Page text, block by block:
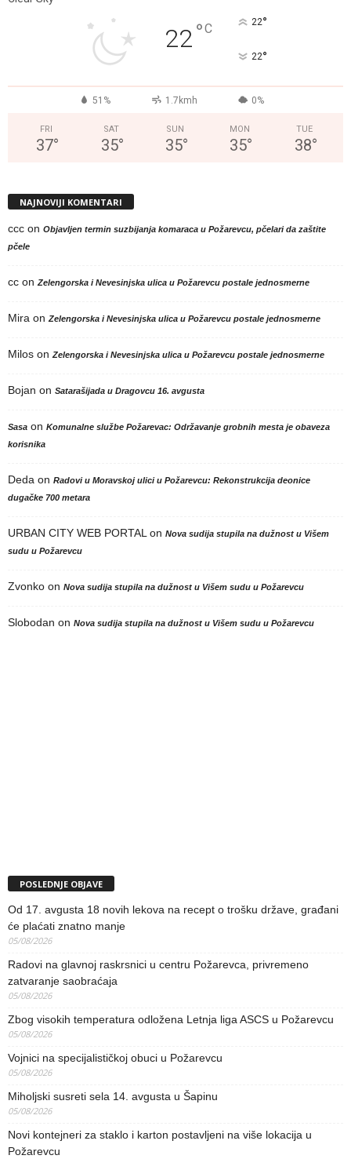
22°C 22°
22°
51% 1.7kmh 0%
FRI
37°
SAT
35°
SUN
35°
MON
35°
TUE
38°
NAJNOVIJI KOMENTARI
ccc on Objavljen termin suzbijanja komaraca u Požarevcu, pčelari da zaštite
pčele
cc on Zelengorska i Nevesinjska ulica u Požarevcu postale jednosmerne
Mira on Zelengorska i Nevesinjska ulica u Požarevcu postale jednosmerne
Milos on Zelengorska i Nevesinjska ulica u Požarevcu postale jednosmerne
Bojan on Satarašijada u Dragovcu 16. avgusta
Sasa on Komunalne službe Požarevac: Održavanje grobnih mesta je obaveza
korisnika
Deda on Radovi u Moravskoj ulici u Požarevcu: Rekonstrukcija deonice
dugačke 700 metara
URBAN CITY WEB PORTAL on Nova sudija stupila na dužnost u Višem
sudu u Požarevcu
Zvonko on Nova sudija stupila na dužnost u Višem sudu u Požarevcu
Slobodan on Nova sudija stupila na dužnost u Višem sudu u Požarevcu
POSLEDNJE OBJAVE
Od 17. avgusta 18 novih lekova na recept o trošku države, građani
će plaćati znatno manje
05/08/2026
Radovi na glavnoj raskrsnici u centru Požarevca, privremeno
zatvaranje saobraćaja
05/08/2026
Zbog visokih temperatura odložena Letnja liga ASCS u Požarevcu
05/08/2026
Vojnici na specijalističkoj obuci u Požarevcu
05/08/2026
Miholjski susreti sela 14. avgusta u Šapinu
05/08/2026
Novi kontejneri za staklo i karton postavljeni na više lokacija u
Požarevcu